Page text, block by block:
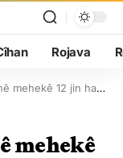
Rojava
12 jin hatin qetilkirin
mehekê